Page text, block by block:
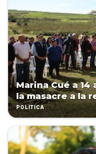
Marina Cué a 14
la masacre a la
POLÍTICA